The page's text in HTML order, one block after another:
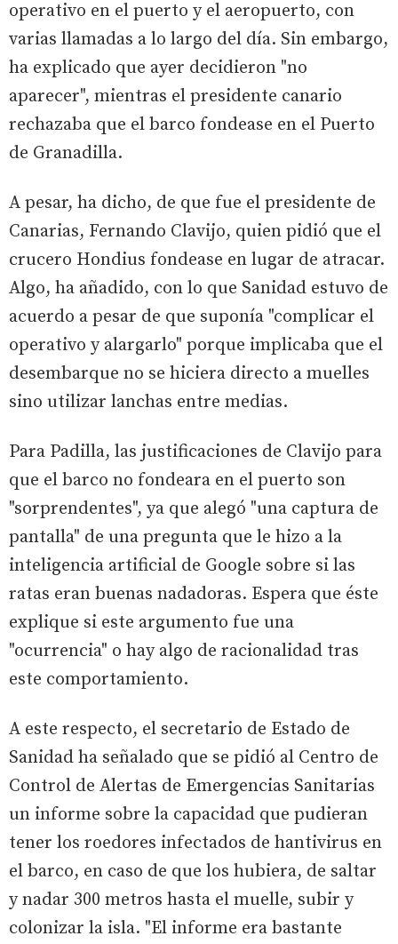
operativo en el puerto y el aeropuerto, con
varias llamadas a lo largo del día. Sin embargo,
ha explicado que ayer decidieron "no
aparecer", mientras el presidente canario
rechazaba que el barco fondease en el Puerto
de Granadilla.
A pesar, ha dicho, de que fue el presidente de
Canarias, Fernando Clavijo, quien pidió que el
crucero Hondius fondease en lugar de atracar.
Algo, ha añadido, con lo que Sanidad estuvo de
acuerdo a pesar de que suponía "complicar el
operativo y alargarlo" porque implicaba que el
desembarque no se hiciera directo a muelles
sino utilizar lanchas entre medias.
Para Padilla, las justificaciones de Clavijo para
que el barco no fondeara en el puerto son
"sorprendentes", ya que alegó "una captura de
pantalla" de una pregunta que le hizo a la
inteligencia artificial de Google sobre si las
ratas eran buenas nadadoras. Espera que éste
explique si este argumento fue una
"ocurrencia" o hay algo de racionalidad tras
este comportamiento.
A este respecto, el secretario de Estado de
Sanidad ha señalado que se pidió al Centro de
Control de Alertas de Emergencias Sanitarias
un informe sobre la capacidad que pudieran
tener los roedores infectados de hantivirus en
el barco, en caso de que los hubiera, de saltar
y nadar 300 metros hasta el muelle, subir y
colonizar la isla. "El informe era bastante